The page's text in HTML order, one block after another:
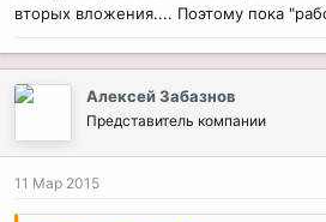
вторых вложения.... Поэтому пока
Алексей Забазнов
Представитель компании
11 Мар 2015